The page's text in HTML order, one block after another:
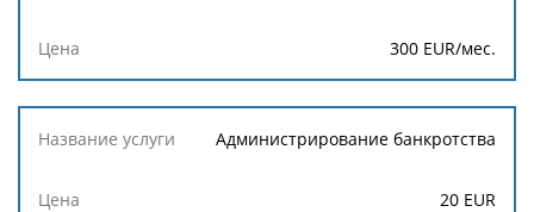
300 EUR/мес.
Администрирование банкротства
20 EUR